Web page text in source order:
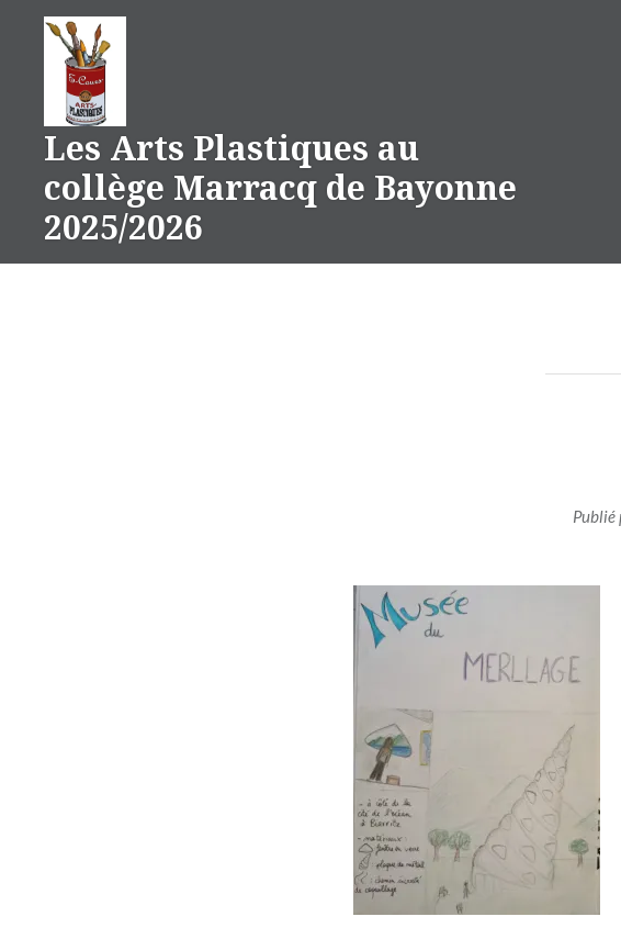
Les Arts Plastiques au
collège Marracq de Bayonne
2025/2026
Publié